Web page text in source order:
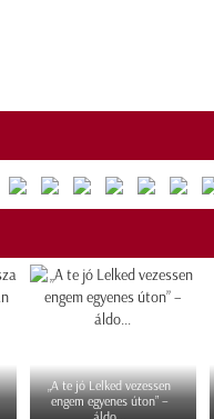
„A te jó Lelked vezessen
engem egyenes úton” –